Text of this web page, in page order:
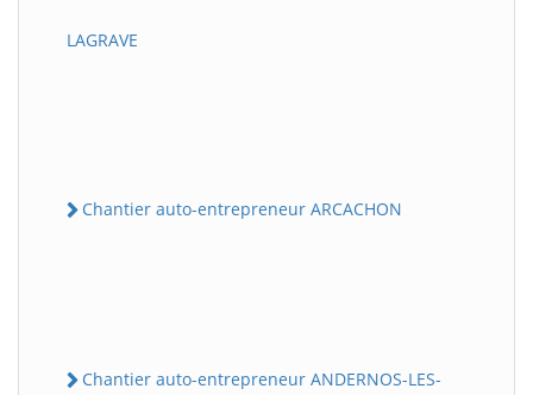
LAGRAVE
Chantier auto-entrepreneur ARCACHON
Chantier auto-entrepreneur ANDERNOS-LES-